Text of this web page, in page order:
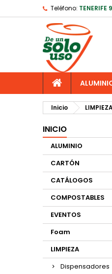
Teléfono:
Inicio
INICIO
ALUMINIO
CARTÓN
CATÁLOGOS
COMPOSTABLES
EVENTOS
Foam
LIMPIEZA
Dispensadores